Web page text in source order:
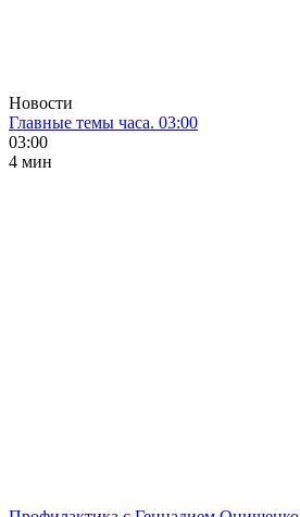
Новости
Главные темы часа. 03:00
03:00
4 мин